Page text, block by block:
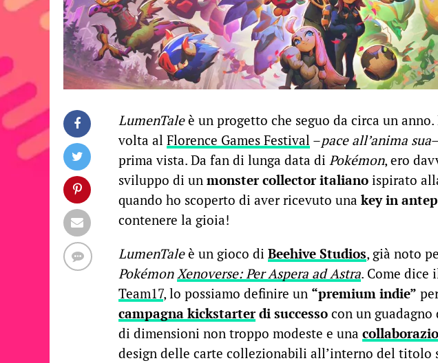
LumenTaleè un progetto che seguo da circa un
volta al Florence Games Festival –pace all’anima sua
prima vista. Da fan di lunga data di Pokémon, ero
sviluppo di un monster collector italiano ispirato
quando ho scoperto di aver ricevuto una key in
contenere la gioia!
LumenTaleè un gioco di Beehive Studios, già noto
Pokémon Xenoverse: Per Aspera ad Astra. Come dice
Team17, lo possiamo definire un “premium indie”
campagna kickstarter di successo con un guadagno
di dimensioni non troppo modeste e una
design delle carte collezionabili all’interno del titolo